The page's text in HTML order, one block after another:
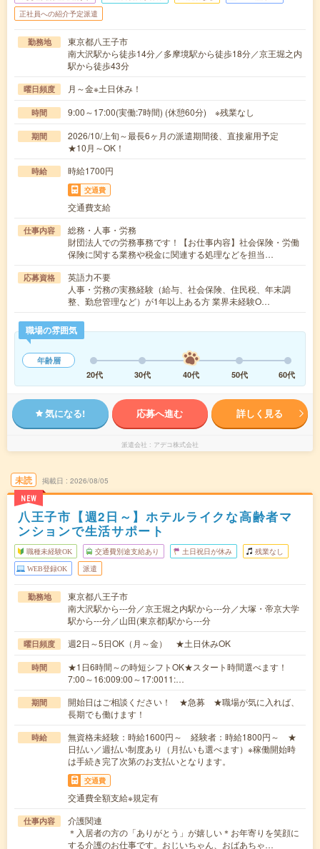
正社員への紹介予定派遣
勤務地
東京都八王子市
南大沢駅から徒歩14分／多摩境駅から徒歩18分／京王堀之内
駅から徒歩43分
曜日頻度 月～金※土日休み！
時間 9:00～17:00(実働:7時間) (休憩60分) ※残業なし
期間
2026/10/上旬～最長6ヶ月の派遣期間後、直接雇用予定
★10月～OK！
時給 時給1700円
交通費
交通費支給
仕事内容
総務・人事・労務
財団法人での労務事務です！【お仕事内容】社会保険・労働
保険に関する業務や税金に関連する処理などを担当…
応募資格
英語力不要
人事・労務の実務経験（給与、社会保険、住民税、年末調
整、勤怠管理など）が1年以上ある方 業界未経験O…
職場の雰囲気
年齢層
20代
30代 40代 50代 60代
気になる! 応募へ進む 詳しく見る
派遣会社 アデコ株式会社
未読
NEW
掲載日 2026/08/05
八王子市【週2日～】ホテルライクな高齢者マ
ンションで生活サポート
職種未経験OK 交通費別途支給あり 土日祝日が休み 残業なし
WEB登録OK 派遣
勤務地
東京都八王子市
南大沢駅から---分／京王堀之内駅から---分／大塚・帝京大学
駅から---分／山田(東京都)駅から---分
曜日頻度 週2日～5日OK（月～金） ★土日休みOK
時間
★1日6時間～の時短シフトOK★スタート時間選べます！
7:00～16:009:00～17:0011:…
期間
開始日はご相談ください！ ★急募 ★職場が気に入れば、
長期でも働けます！
時給
無資格未経験：時給1600円～ 経験者：時給1800円～ ★
日払い／週払い制度あり（月払いも選べます）※稼働開始時
は手続き完了次第のお支払いとなります。
交通費
交通費全額支給※規定有
仕事内容
介護関連
＊入居者の方の「ありがとう」が嬉しい＊お年寄りを笑顔に
する介護のお仕事です。おじいちゃん、おばあちゃ…